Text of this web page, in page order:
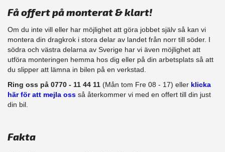
Få offert på monterat & klart!
Om du inte vill eller har möjlighet att göra jobbet själv så kan vi
montera din dragkrok i stora delar av landet från norr till söder. I
södra och västra delarna av Sverige har vi även möjlighet att​
utföra monteringen hemma hos dig eller på din arbetsplats så att
du slipper att lämna in bilen på en verkstad.
Ring oss på 0770 - 11 44 11 (Mån tom Fre 08 - 17) eller klicka
här för att mejla oss så återkommer vi med en offert till din just
din bil.
Fakta